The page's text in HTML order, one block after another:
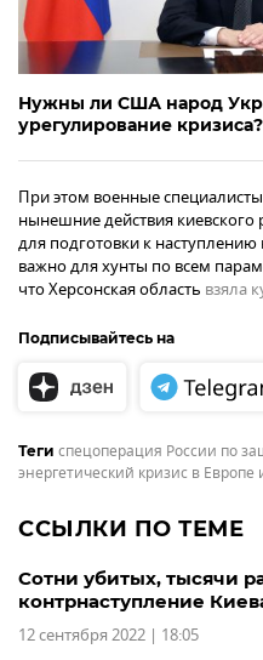
Нужны ли США народ
урегулирование кризиса?
При этом военные
нынешние действия
для подготовки к
важно для хунты по всем
что Херсонская область взяла
Подписывайтесь на
Теги спецоперация России по
энергетический кризис в
ССЫЛКИ ПО ТЕМЕ
Сотни убитых, тысячи
контрнаступление
12 сентября 2022 | 18:05